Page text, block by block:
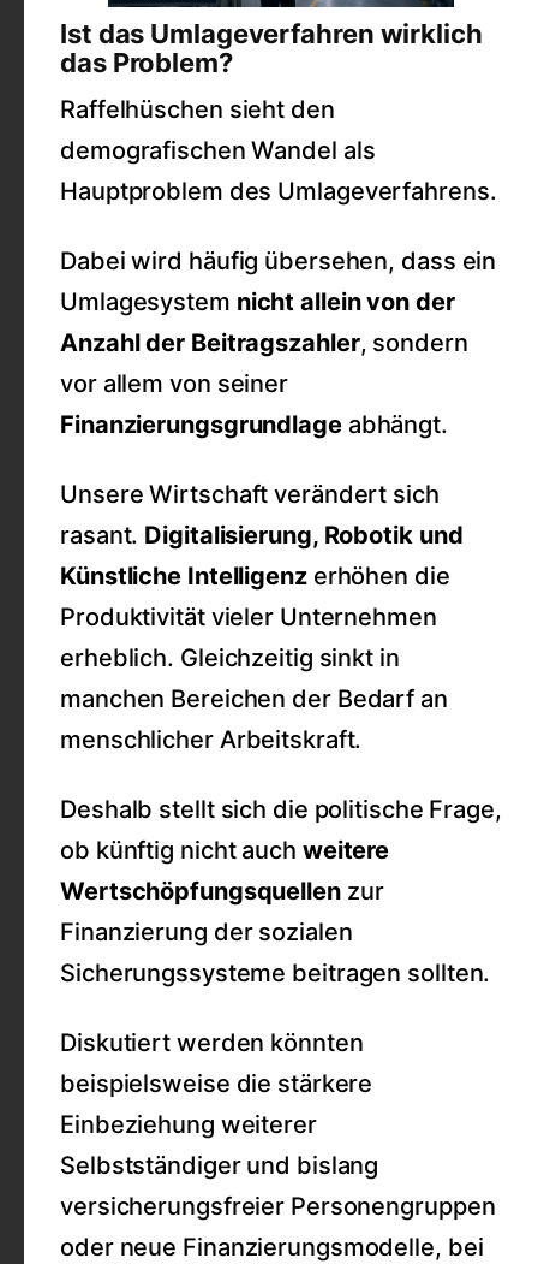
Ist das Umlageverfahren wirklich
das Problem?
Raffelhüschen sieht den
demografischen Wandel als
Hauptproblem des Umlageverfahrens.
Dabei wird häufig übersehen, dass ein
Umlagesystem nicht allein von der
Anzahl der Beitragszahler, sondern
vor allem von seiner
Finanzierungsgrundlageabhängt.
Unsere Wirtschaft verändert sich
rasant. Digitalisierung, Robotik und
Künstliche Intelligenzerhöhen die
Produktivität vieler Unternehmen
erheblich. Gleichzeitig sinkt in
manchen Bereichen der Bedarf an
menschlicher Arbeitskraft.
Deshalb stellt sich die politische Frage,
ob künftig nicht auch weitere
Wertschöpfungsquellenzur
Finanzierung der sozialen
Sicherungssysteme beitragen sollten.
Diskutiert werden könnten
beispielsweise die stärkere
Einbeziehung weiterer
Selbstständiger und bislang
versicherungsfreier Personengruppen
oder neue Finanzierungsmodelle, bei